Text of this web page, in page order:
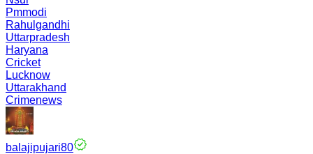
Pmmodi
Rahulgandhi
Uttarpradesh
Haryana
Cricket
Lucknow
Uttarakhand
Crimenews
balajipujari80